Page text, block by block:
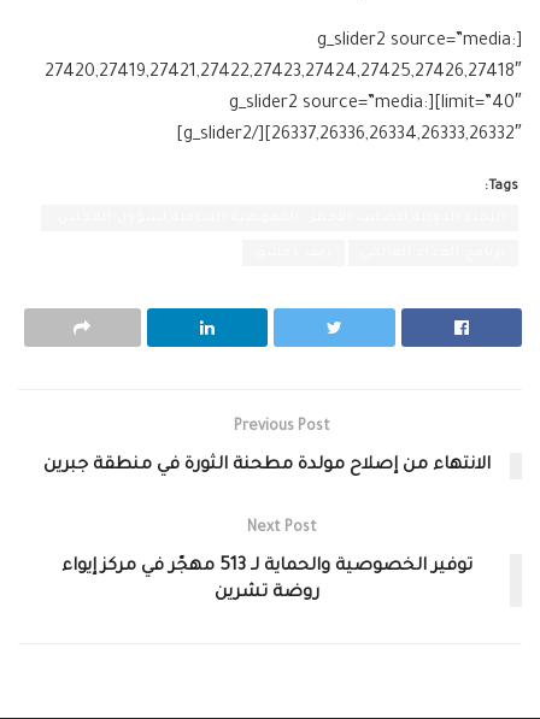
[g_slider2 source=”media:
27420,27419,27421,27422,27423,27424,27425,27426,27418″
limit=”40″][g_slider2 source=”media:
26337,26336,26334,26333,26332″][/g_slider2]
Tags:
Previous Post
الانتهاء من إصلاح مولدة مطحنة الثورة في منطقة جبرين
Next Post
توفير الخصوصية والحماية لـ 513 مهجّر في مركز إيواء
روضة تشرين